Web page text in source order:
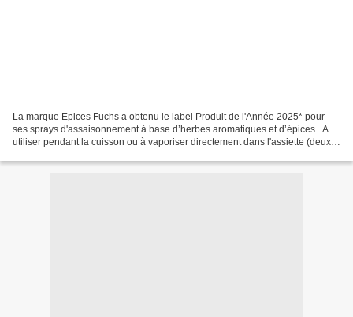
La marque Epices Fuchs a obtenu le label Produit de l'Année 2025* pour
ses sprays d'assaisonnement à base d’herbes aromatiques et d’épices . A
utiliser pendant la cuisson ou à vaporiser directement dans l'assiette (deux